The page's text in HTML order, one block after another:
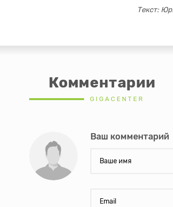
Текст:
Комментарии
GIGACENTER
Ваш комментарий